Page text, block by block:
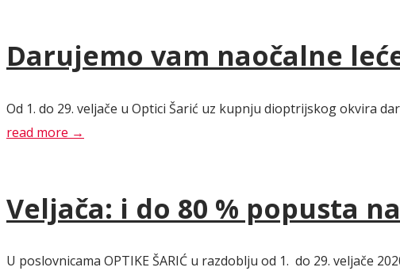
Darujemo vam naočalne
Od 1. do 29. veljače u Optici Šarić uz kupnju dioptrijskog okvira
read more →
Veljača: i do 80 % popusta
U poslovnicama OPTIKE ŠARIĆ u razdoblju od 1. do 29. veljače